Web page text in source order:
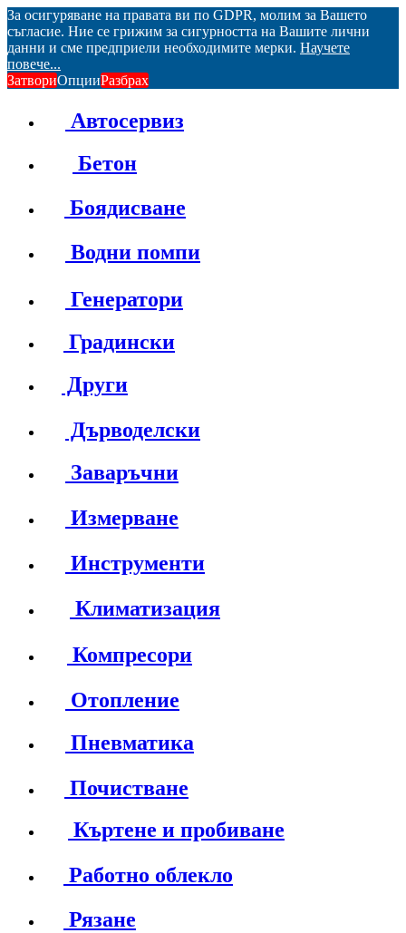
За осигуряване на правата ви по GDPR, молим за Вашето
съгласие. Ние се грижим за сигурността на Вашите лични
данни и сме предприели необходимите мерки. Научете
повече...
ЗатвориОпцииРазбрах
Автосервиз
Бетон
Боядисване
Водни помпи
Генератори
Градински
Други
Дърводелски
Заваръчни
Измерване
Инструменти
Климатизация
Компресори
Отопление
Пневматика
Почистване
Къртене и пробиване
Работно облекло
Рязане